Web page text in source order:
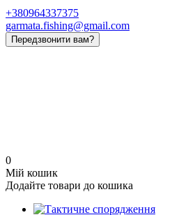
+380964337375
garmata.fishing@gmail.com
Передзвонити вам?
0
Мій кошик
Додайте товари до кошика